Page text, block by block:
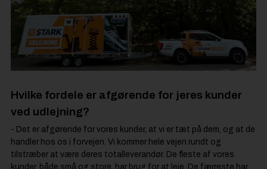
Hvilke fordele er afgørende for jeres kunder
ved udlejning?
- Det er afgørende for vores kunder, at vi er tæt på dem, og at de
handler hos os i forvejen. Vi kommer hele vejen rundt og
tilstræber at være deres totalleverandør. De fleste af vores
kunder, både små og store, har brug for at leje. De færreste har